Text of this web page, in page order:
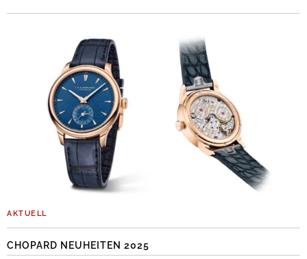
AKTUELL
CHOPARD NEUHEITEN 2025